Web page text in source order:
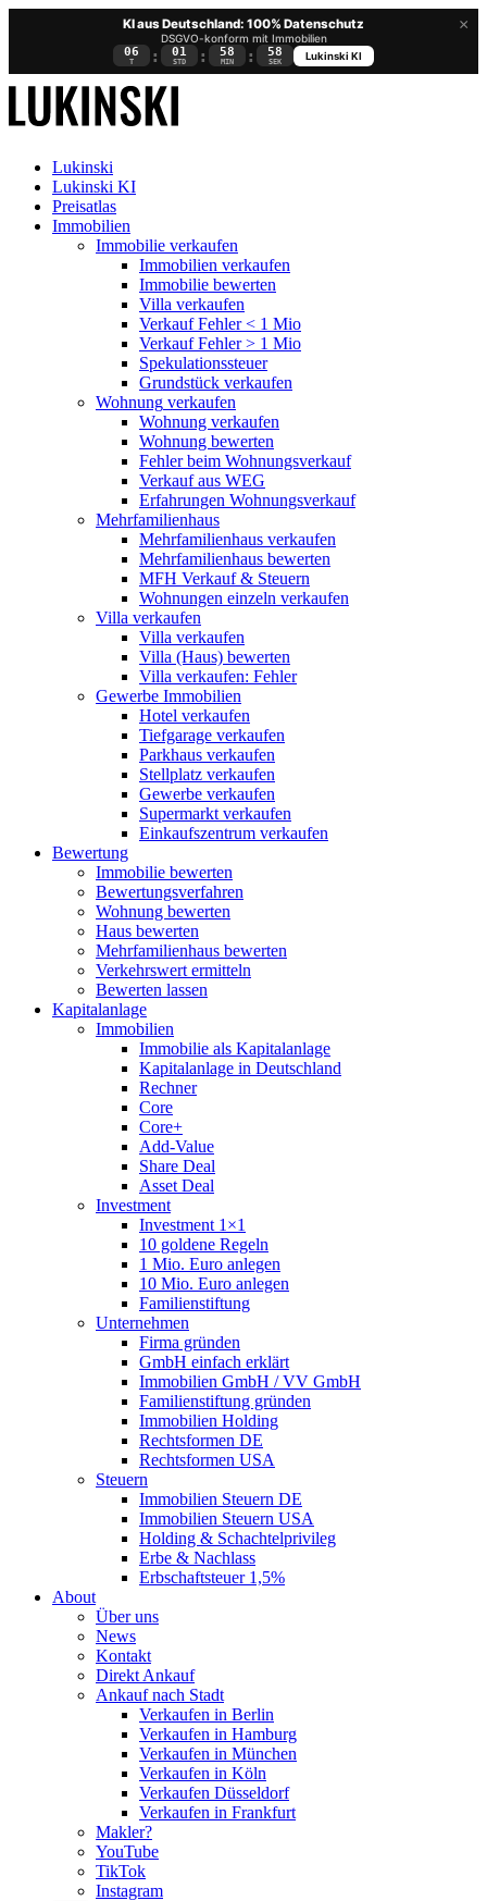
×
KI aus Deutschland: 100% Datenschutz
DSGVO-konform mit Immobilien
06
T : 01
STD : 58
MIN : 58
SEK
Lukinski KI
Lukinski
Lukinski KI
Preisatlas
Immobilien
Immobilie verkaufen
Immobilien verkaufen
Immobilie bewerten
Villa verkaufen
Verkauf Fehler < 1 Mio
Verkauf Fehler > 1 Mio
Spekulationssteuer
Grundstück verkaufen
Wohnung verkaufen
Wohnung verkaufen
Wohnung bewerten
Fehler beim Wohnungsverkauf
Verkauf aus WEG
Erfahrungen Wohnungsverkauf
Mehrfamilienhaus
Mehrfamilienhaus verkaufen
Mehrfamilienhaus bewerten
MFH Verkauf & Steuern
Wohnungen einzeln verkaufen
Villa verkaufen
Villa verkaufen
Villa (Haus) bewerten
Villa verkaufen: Fehler
Gewerbe Immobilien
Hotel verkaufen
Tiefgarage verkaufen
Parkhaus verkaufen
Stellplatz verkaufen
Gewerbe verkaufen
Supermarkt verkaufen
Einkaufszentrum verkaufen
Bewertung
Immobilie bewerten
Bewertungsverfahren
Wohnung bewerten
Haus bewerten
Mehrfamilienhaus bewerten
Verkehrswert ermitteln
Bewerten lassen
Kapitalanlage
Immobilien
Immobilie als Kapitalanlage
Kapitalanlage in Deutschland
Rechner
Core
Core+
Add-Value
Share Deal
Asset Deal
Investment
Investment 1×1
10 goldene Regeln
1 Mio. Euro anlegen
10 Mio. Euro anlegen
Familienstiftung
Unternehmen
Firma gründen
GmbH einfach erklärt
Immobilien GmbH / VV GmbH
Familienstiftung gründen
Immobilien Holding
Rechtsformen DE
Rechtsformen USA
Steuern
Immobilien Steuern DE
Immobilien Steuern USA
Holding & Schachtelprivileg
Erbe & Nachlass
Erbschaftsteuer 1,5%
About
Über uns
News
Kontakt
Direkt Ankauf
Ankauf nach Stadt
Verkaufen in Berlin
Verkaufen in Hamburg
Verkaufen in München
Verkaufen in Köln
Verkaufen Düsseldorf
Verkaufen in Frankfurt
Makler?
YouTube
TikTok
Instagram